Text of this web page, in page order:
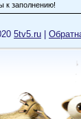
к заполнению!
5tv5.ru